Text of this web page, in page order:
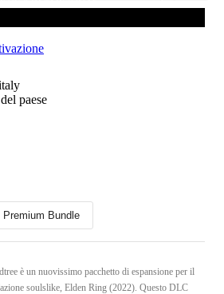
paese
Premium Bundle
è un nuovissimo pacchetto di espansione per il
soulslike, Elden Ring (2022). Questo DLC